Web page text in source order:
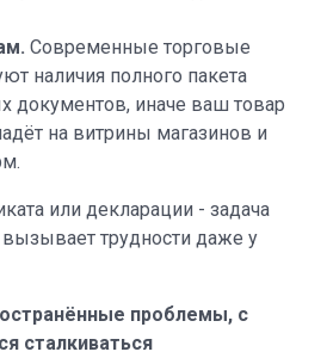
Современные торговые
наличия полного пакета
документов, иначе ваш товар
на витрины магазинов и
или декларации - задача
трудности даже у
проблемы, с
сталкиваться